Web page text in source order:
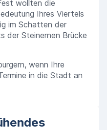
wollten die
Ihres Viertels
im Schatten der
der Steinernen Brücke
wenn Ihre
in die Stadt an